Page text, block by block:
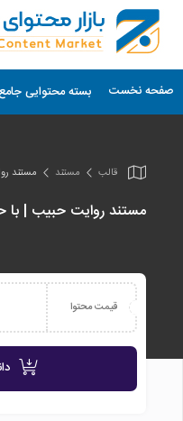
صفحه نخست بسته محتوایی
قالب مستند مستند
مستند روایت حبیب | با
قیمت محتوا